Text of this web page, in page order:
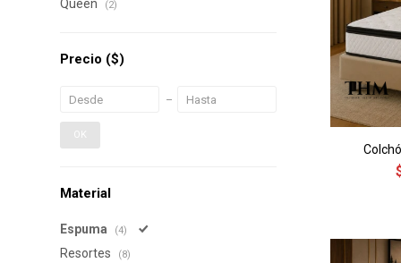
Queen (2)
Precio ($)
OK
Material
Espuma (4)
Resortes (8)